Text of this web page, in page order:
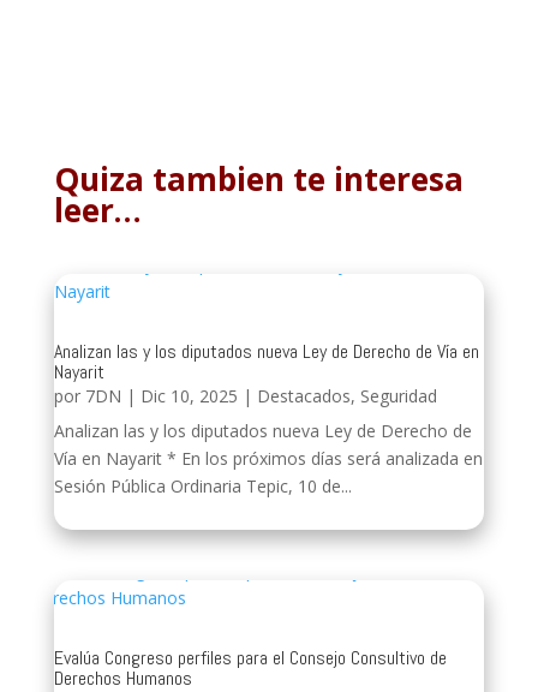
Quiza tambien te interesa
leer…
Analizan las y los diputados nueva Ley de Derecho de Vía en
Nayarit
por 7DN | Dic 10, 2025 | Destacados, Seguridad
Analizan las y los diputados nueva Ley de Derecho de
Vía en Nayarit * En los próximos días será analizada en
Sesión Pública Ordinaria Tepic, 10 de...
Evalúa Congreso perfiles para el Consejo Consultivo de
Derechos Humanos